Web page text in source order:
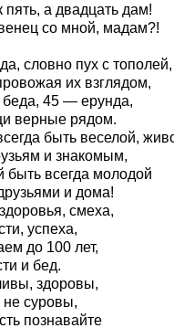
пять, а двадцать дам!
со мной, мадам?!
словно пух с тополей,
их взглядом,
45 — ерунда,
верные рядом.
быть веселой,
и знакомым,
всегда молодой
и дома!
смеха,
успеха,
до 100 лет,
и бед.
здоровы,
суровы,
познавайте